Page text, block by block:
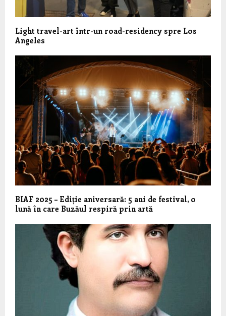
Light travel-art într-un road-residency spre Los
Angeles
BIAF 2025 – Ediție aniversară: 5 ani de festival, o
lună în care Buzăul respiră prin artă